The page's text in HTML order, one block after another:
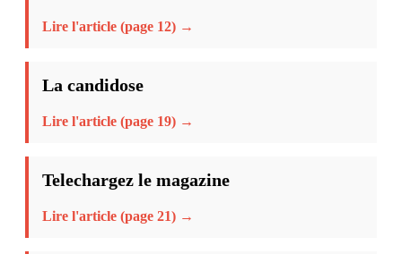
Lire l'article (page 12) →
La candidose
Lire l'article (page 19) →
Telechargez le magazine
Lire l'article (page 21) →